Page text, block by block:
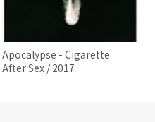
Apocalypse - Cigarette
After Sex / 2017